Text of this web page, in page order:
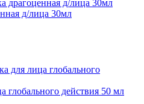
д/лица 30мл
глобального действия 50 мл